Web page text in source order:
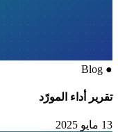
●
Blog
تقرير أداء المورّد
13 مايو 2025